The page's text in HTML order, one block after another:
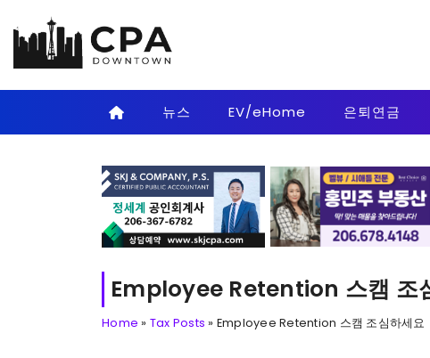
뉴스 EV/eHome 은퇴연금
Employee Retention 스캠 조
Home » Tax Posts » Employee Retention 스캠 조심하세요